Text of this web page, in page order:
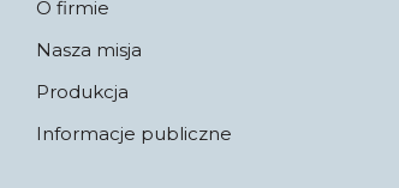
O firmie
Nasza misja
Produkcja
Informacje publiczne